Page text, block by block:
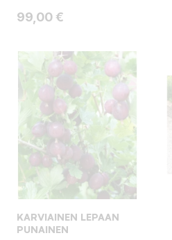
Hinta
99,00 €
KARVIAINEN LEPAAN
PUNAINEN